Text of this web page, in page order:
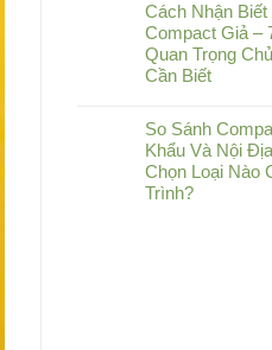
Cách Nhận Biết
Compact Giả –
Quan Trọng
Cần Biết
So Sánh
Khẩu Và Nội
Chọn Loại Nào
Trình?